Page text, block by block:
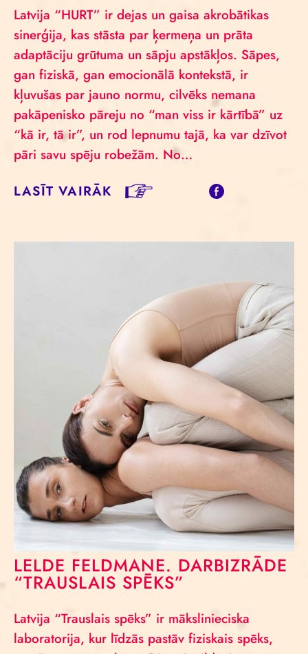
Latvija “HURT” ir dejas un gaisa akrobātikas
sinerģija, kas stāsta par ķermeņa un prāta
adaptāciju grūtuma un sāpju apstākļos. Sāpes,
gan fiziskā, gan emocionālā kontekstā, ir
kļuvušas par jauno normu, cilvēks nemana
pakāpenisko pāreju no “man viss ir kārtībā” uz
“kā ir, tā ir”, un rod lepnumu tajā, ka var dzīvot
pāri savu spēju robežām. No…
LASĪT VAIRĀK
LELDE FELDMANE. DARBIZRĀDE
“TRAUSLAIS SPĒKS”
Latvija “Trauslais spēks” ir mākslinieciska
laboratorija, kur līdzās pastāv fiziskais spēks,